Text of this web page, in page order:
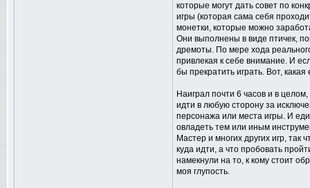
которые могут дать совет по
игры (которая сама себя
монетки, которые можно
Они выполнены в виде птичек,
дремоты. По мере хода
привлекая к себе внимание. И
бы прекратить играть. Вот,
Наиграл почти 6 часов и в
идти в любую сторону за
персонажа или места игры. И
овладеть тем или иным
Мастер и многих других игр, так
куда идти, а что пробовать
намекнули на то, к кому стоит
моя глупость.